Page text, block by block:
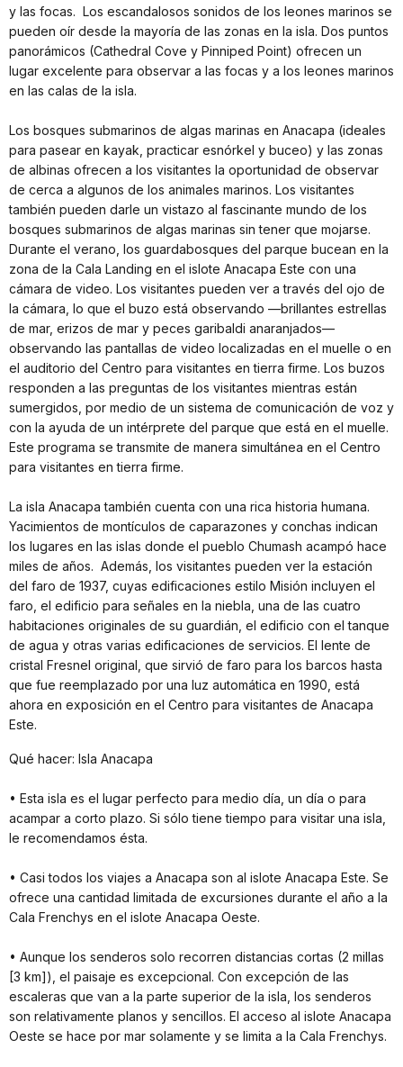
y las focas. Los escandalosos sonidos de los leones marinos se
pueden oír desde la mayoría de las zonas en la isla. Dos puntos
panorámicos (Cathedral Cove y Pinniped Point) ofrecen un
lugar excelente para observar a las focas y a los leones marinos
en las calas de la isla.
Los bosques submarinos de algas marinas en Anacapa (ideales
para pasear en kayak, practicar esnórkel y buceo) y las zonas
de albinas ofrecen a los visitantes la oportunidad de observar
de cerca a algunos de los animales marinos. Los visitantes
también pueden darle un vistazo al fascinante mundo de los
bosques submarinos de algas marinas sin tener que mojarse.
Durante el verano, los guardabosques del parque bucean en la
zona de la Cala Landing en el islote Anacapa Este con una
cámara de video. Los visitantes pueden ver a través del ojo de
la cámara, lo que el buzo está observando —brillantes estrellas
de mar, erizos de mar y peces garibaldi anaranjados—
observando las pantallas de video localizadas en el muelle o en
el auditorio del Centro para visitantes en tierra firme. Los buzos
responden a las preguntas de los visitantes mientras están
sumergidos, por medio de un sistema de comunicación de voz y
con la ayuda de un intérprete del parque que está en el muelle.
Este programa se transmite de manera simultánea en el Centro
para visitantes en tierra firme.
La isla Anacapa también cuenta con una rica historia humana.
Yacimientos de montículos de caparazones y conchas indican
los lugares en las islas donde el pueblo Chumash acampó hace
miles de años. Además, los visitantes pueden ver la estación
del faro de 1937, cuyas edificaciones estilo Misión incluyen el
faro, el edificio para señales en la niebla, una de las cuatro
habitaciones originales de su guardián, el edificio con el tanque
de agua y otras varias edificaciones de servicios. El lente de
cristal Fresnel original, que sirvió de faro para los barcos hasta
que fue reemplazado por una luz automática en 1990, está
ahora en exposición en el Centro para visitantes de Anacapa
Este.
Qué hacer: Isla Anacapa
• Esta isla es el lugar perfecto para medio día, un día o para
acampar a corto plazo. Si sólo tiene tiempo para visitar una isla,
le recomendamos ésta.
• Casi todos los viajes a Anacapa son al islote Anacapa Este. Se
ofrece una cantidad limitada de excursiones durante el año a la
Cala Frenchys en el islote Anacapa Oeste.
• Aunque los senderos solo recorren distancias cortas (2 millas
[3 km]), el paisaje es excepcional. Con excepción de las
escaleras que van a la parte superior de la isla, los senderos
son relativamente planos y sencillos. El acceso al islote Anacapa
Oeste se hace por mar solamente y se limita a la Cala Frenchys.